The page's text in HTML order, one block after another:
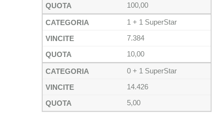
100,00
1 + 1 SuperStar
7.384
10,00
0 + 1 SuperStar
14.426
5,00